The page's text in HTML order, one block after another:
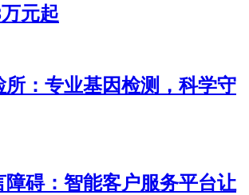
元起
所：专业基因检测，科学守
障碍：智能客户服务平台让